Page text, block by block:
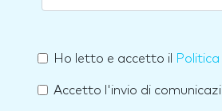
Ho letto e accetto il
Accetto l'invio di